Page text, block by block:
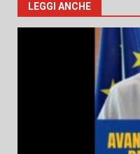
LEGGI ANCHE